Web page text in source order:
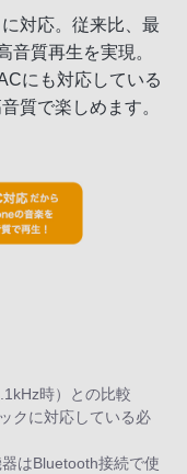
対応。従来比、最
音質再生を実現。
にも対応している
質で楽しめます。
時）との比較
クに対応している必
はBluetooth接続で使